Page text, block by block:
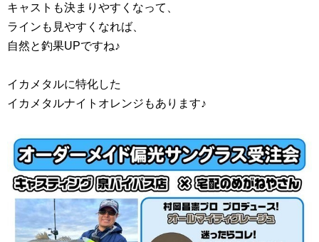
キャストも決まりやすくなって、
ラインも見やすくなれば、
自然と釣果UPですね♪
イカメタルに特化した
イカメタルナイトオレンジもあります♪